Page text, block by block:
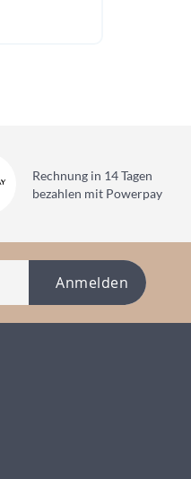
Rechnung in 14 Tagen
bezahlen mit Powerpay
Anmelden